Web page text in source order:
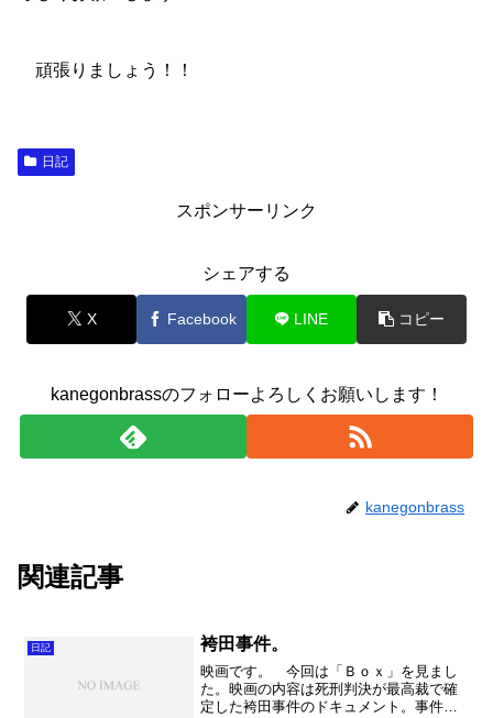
頑張りましょう！！
日記
スポンサーリンク
シェアする
X Facebook LINE コピー
kanegonbrassのフォローよろしくお願いします！
kanegonbrass
関連記事
日記 袴田事件。
映画です。 今回は「Ｂｏｘ」を見まし
た。映画の内容は死刑判決が最高裁で確
定した袴田事件のドキュメント。事件は